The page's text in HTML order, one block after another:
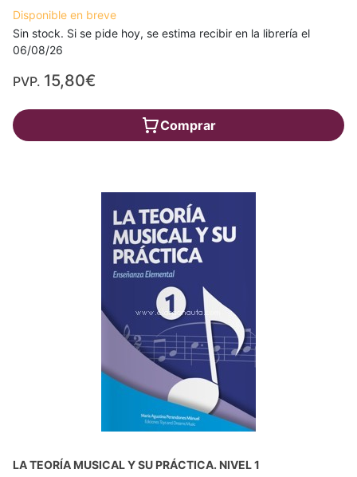
Disponible en breve
Sin stock. Si se pide hoy, se estima recibir en la librería el
06/08/26
PVP. 15,80€
Comprar
LA TEORÍA MUSICAL Y SU PRÁCTICA. NIVEL 1